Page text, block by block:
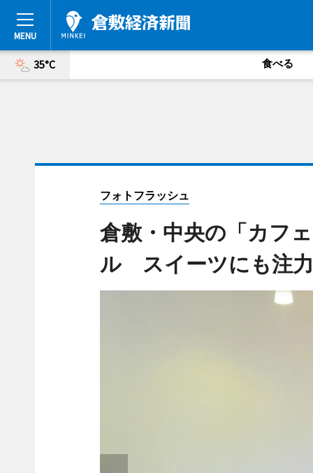
35°C 食べる
フォトフラッシュ
倉敷・中央の「カフ
ル スイーツにも注力